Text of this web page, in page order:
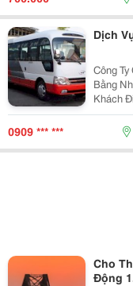
Dịch
Công
Bằng
Khách
Nước
Đến
0909 *** ***
Cho
Động